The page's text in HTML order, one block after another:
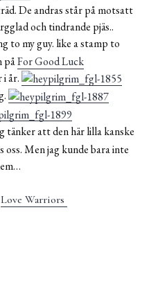
De andras står på motsatt
och tindrande pjäs..
to my guy. like a stamp to
påFor Good Luck
år.
tänker att den här lilla kanske
Men jag kunde bara inte
Love Warriors